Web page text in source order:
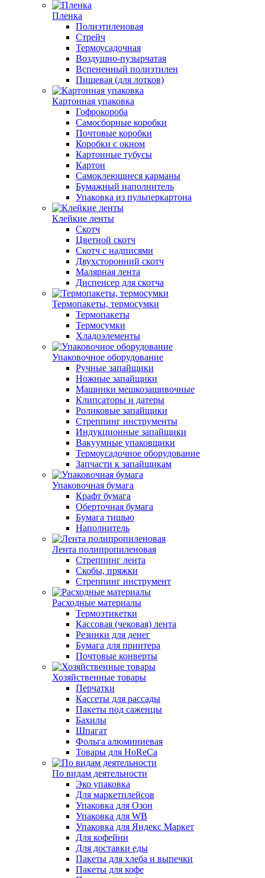
Пленка
Полиэтиленовая
Стрейч
Термоусадочная
Воздушно-пузырчатая
Вспененный полиэтилен
Пищевая (для лотков)
Картонная упаковка
Гофрокороба
Самосборные коробки
Почтовые коробки
Коробки с окном
Картонные тубусы
Картон
Самоклеющиеся карманы
Бумажный наполнитель
Упаковка из пульперкартона
Клейкие ленты
Скотч
Цветной скотч
Скотч с надписями
Двухсторонний скотч
Малярная лента
Диспенсер для скотча
Термопакеты, термосумки
Термопакеты
Термосумки
Хладоэлементы
Упаковочное оборудование
Ручные запайщики
Ножные запайщики
Машинки мешкозашивочные
Клипсаторы и датеры
Роликовые запайщики
Стреппинг инструменты
Индукционные запайщики
Вакуумные упаковщики
Термоусадочное оборудование
Запчасти к запайщикам
Упаковочная бумага
Крафт бумага
Оберточная бумага
Бумага тишью
Наполнитель
Лента полипропиленовая
Стреппинг лента
Скобы, пряжки
Стреппинг инструмент
Расходные материалы
Термоэтикетки
Кассовая (чековая) лента
Резинки для денег
Бумага для принтера
Почтовые конверты
Хозяйственные товары
Перчатки
Кассеты для рассады
Пакеты под саженцы
Бахилы
Шпагат
Фольга алюминиевая
Товары для HoReCa
По видам деятельности
Эко упаковка
Для маркетплейсов
Упаковка для Озон
Упаковка для WB
Упаковка для Яндекс Маркет
Для кофейни
Для доставки еды
Пакеты для хлеба и выпечки
Пакеты для кофе